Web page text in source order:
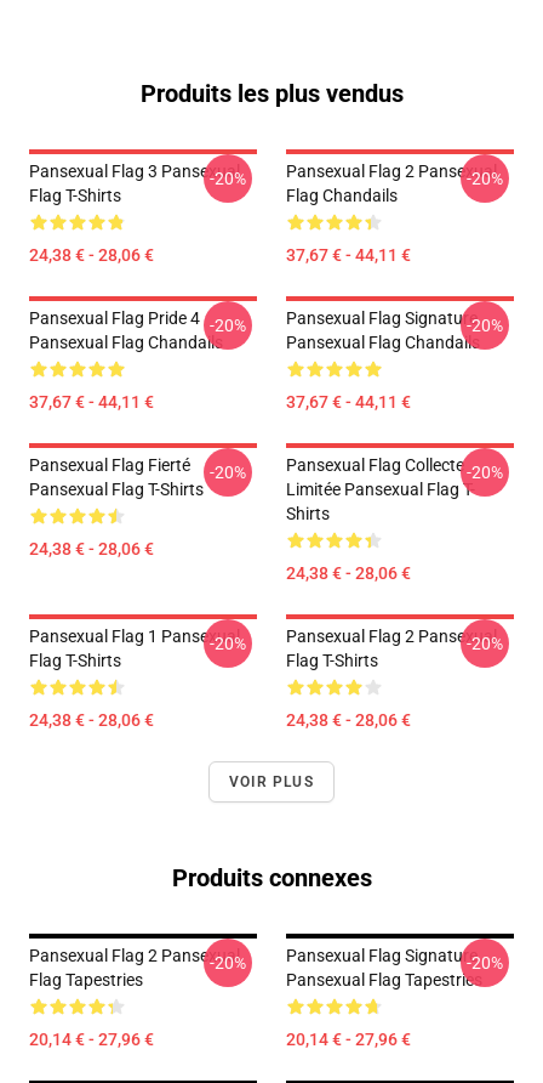
Produits les plus vendus
Pansexual Flag 3 Pansexual
Flag T-Shirts
24,38 € - 28,06 €
-20%
Pansexual Flag 2 Pansexual
Flag Chandails
37,67 € - 44,11 €
-20%
Pansexual Flag Pride 4
Pansexual Flag Chandails
37,67 € - 44,11 €
-20%
Pansexual Flag Signature
Pansexual Flag Chandails
37,67 € - 44,11 €
-20%
Pansexual Flag Fierté
Pansexual Flag T-Shirts
24,38 € - 28,06 €
-20%
Pansexual Flag Collecte
Limitée Pansexual Flag T-
Shirts
24,38 € - 28,06 €
-20%
Pansexual Flag 1 Pansexual
Flag T-Shirts
24,38 € - 28,06 €
-20%
Pansexual Flag 2 Pansexual
Flag T-Shirts
24,38 € - 28,06 €
-20%
VOIR PLUS
Produits connexes
Pansexual Flag 2 Pansexual
Flag Tapestries
20,14 € - 27,96 €
-20%
Pansexual Flag Signature
Pansexual Flag Tapestries
20,14 € - 27,96 €
-20%